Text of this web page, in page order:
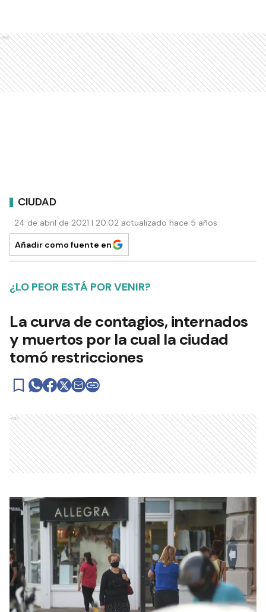
Ads
CIUDAD
24 de abril de 2021 | 20:02 actualizado hace 5 años
Añadir como fuente en
¿LO PEOR ESTÁ POR VENIR?
La curva de contagios, internados
y muertos por la cual la ciudad
tomó restricciones
Ads